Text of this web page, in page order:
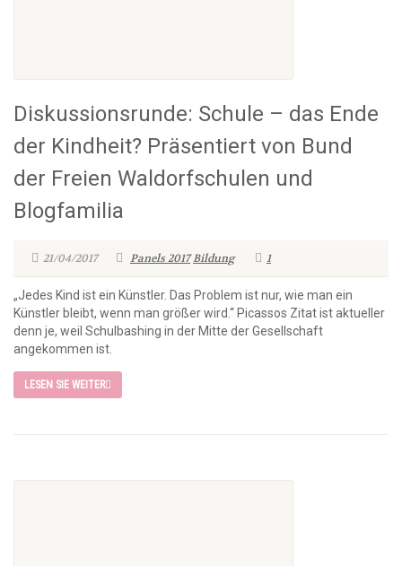
Diskussionsrunde: Schule – das Ende
der Kindheit? Präsentiert von Bund
der Freien Waldorfschulen und
Blogfamilia
21/04/2017 Panels 2017Bildung 1
„Jedes Kind ist ein Künstler. Das Problem ist nur, wie man ein
Künstler bleibt, wenn man größer wird.“ Picassos Zitat ist aktueller
denn je, weil Schulbashing in der Mitte der Gesellschaft
angekommen ist.
LESEN SIE WEITER